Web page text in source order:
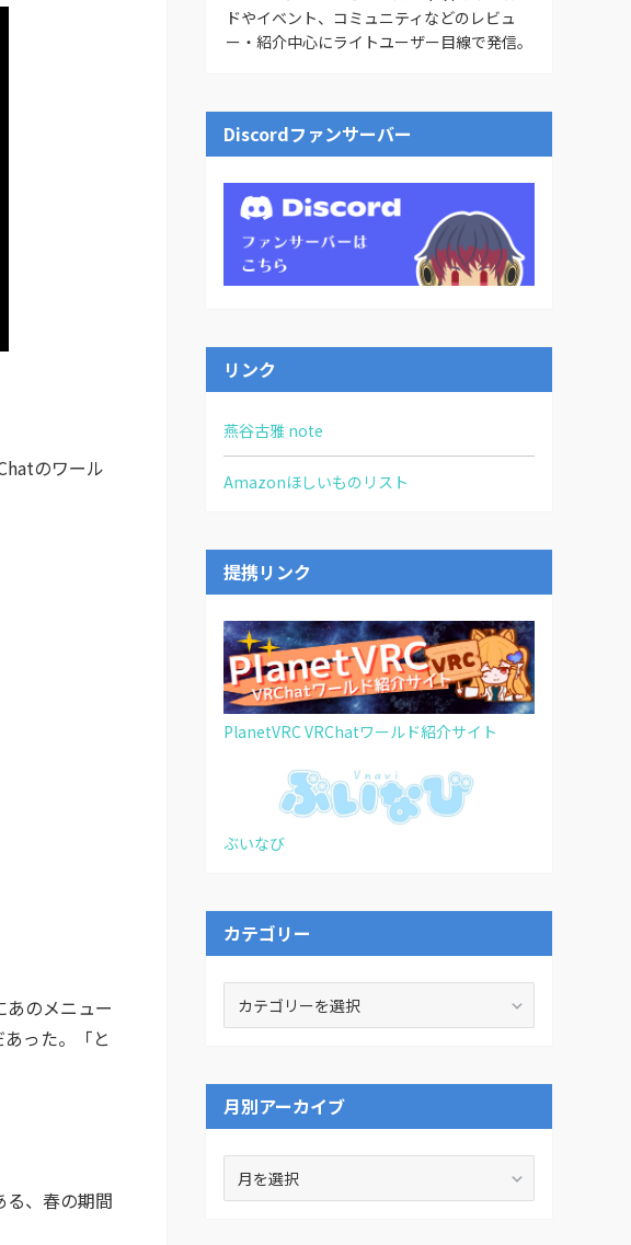
のワール
のメニュー
った。「と
る、春の期間
ドやイベント、コミュニティなどのレビュ
ー・紹介中心にライトユーザー目線で発信。
Discordファンサーバー
リンク
燕谷古雅 note
Amazonほしいものリスト
提携リンク
PlanetVRC VRChatワールド紹介サイト
ぶいなび
カテゴリー
ー
月別アーカイブ